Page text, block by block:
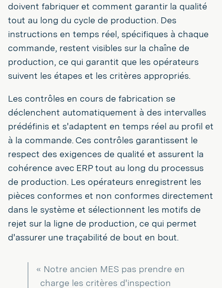
doivent fabriquer et comment garantir la qualité
tout au long du cycle de production. Des
instructions en temps réel, spécifiques à chaque
commande, restent visibles sur la chaîne de
production, ce qui garantit que les opérateurs
suivent les étapes et les critères appropriés.
Les contrôles en cours de fabrication se
déclenchent automatiquement à des intervalles
prédéfinis et s'adaptent en temps réel au profil et
à la commande. Ces contrôles garantissent le
respect des exigences de qualité et assurent la
cohérence avec ERP tout au long du processus
de production. Les opérateurs enregistrent les
pièces conformes et non conformes directement
dans le système et sélectionnent les motifs de
rejet sur la ligne de production, ce qui permet
d'assurer une traçabilité de bout en bout.
« Notre ancien MES pas prendre en
charge les critères d'inspection